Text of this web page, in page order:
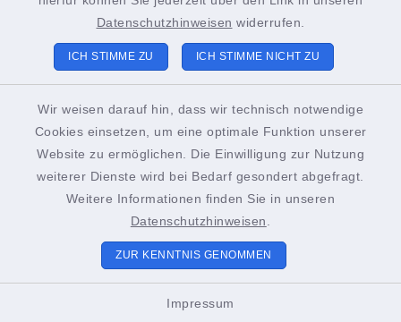
Datenschutzhinweisen widerrufen.
ICH STIMME ZU ICH STIMME NICHT ZU
Wir weisen darauf hin, dass wir technisch notwendige
Cookies einsetzen, um eine optimale Funktion unserer
Website zu ermöglichen. Die Einwilligung zur Nutzung
weiterer Dienste wird bei Bedarf gesondert abgefragt.
Weitere Informationen finden Sie in unseren
Datenschutzhinweisen
ZUR KENNTNIS GENOMMEN
Impressum
Bürgerservice & Politik
Leben & Erleben
Quicklinks
Landkreis Fürth
Fairtrade-Stadt Oberasbach